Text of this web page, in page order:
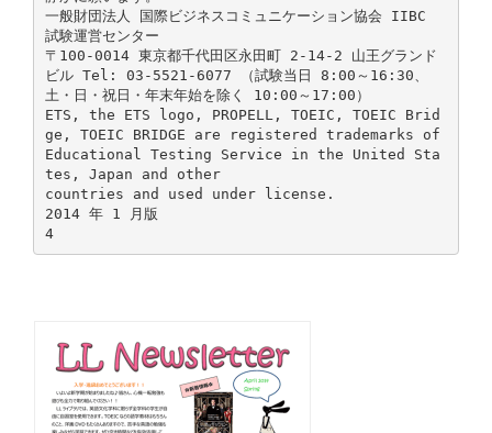
一般財団法人 国際ビジネスコミュニケーション協会 IIBC
試験運営センター
〒100-0014 東京都千代田区永田町 2-14-2 山王グランド
ビル Tel: 03-5521-6077 （試験当日 8:00～16:30、
土・日・祝日・年末年始を除く 10:00～17:00）
ETS, the ETS logo, PROPELL, TOEIC, TOEIC Brid
ge, TOEIC BRIDGE are registered trademarks of
Educational Testing Service in the United Sta
tes, Japan and other
countries and used under license.
2014 年 1 月版
4